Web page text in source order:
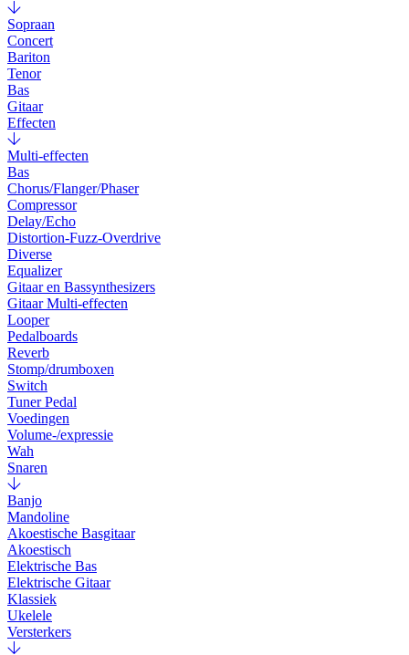
Sopraan
Concert
Bariton
Tenor
Bas
Gitaar
Effecten
Multi-effecten
Bas
Chorus/Flanger/Phaser
Compressor
Delay/Echo
Distortion-Fuzz-Overdrive
Diverse
Equalizer
Gitaar en Bassynthesizers
Gitaar Multi-effecten
Looper
Pedalboards
Reverb
Stomp/drumboxen
Switch
Tuner Pedal
Voedingen
Volume-/expressie
Wah
Snaren
Banjo
Mandoline
Akoestische Basgitaar
Akoestisch
Elektrische Bas
Elektrische Gitaar
Klassiek
Ukelele
Versterkers